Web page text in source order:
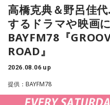
8月5日、いのはなトンネルの
ます。年々、乗客で銃撃を体
り、去年はわずかにお二人で
は、不思議と減ることがありま
毎年、新たに銃撃を知った人
訪ねて下さるのだそうです。
リーズが現在NHK地上波でオ
う方から感想メールが届いて
そして秋からの新シリーズに
本編トーク②…
野呂さんはこの8月末から9月
『時には懺悔を』『踊る大捜
高橋克典＆野呂佳
するドラマや映画
BAYFM78『
ROAD』
2026.08.06 up
提供：BAYFM78